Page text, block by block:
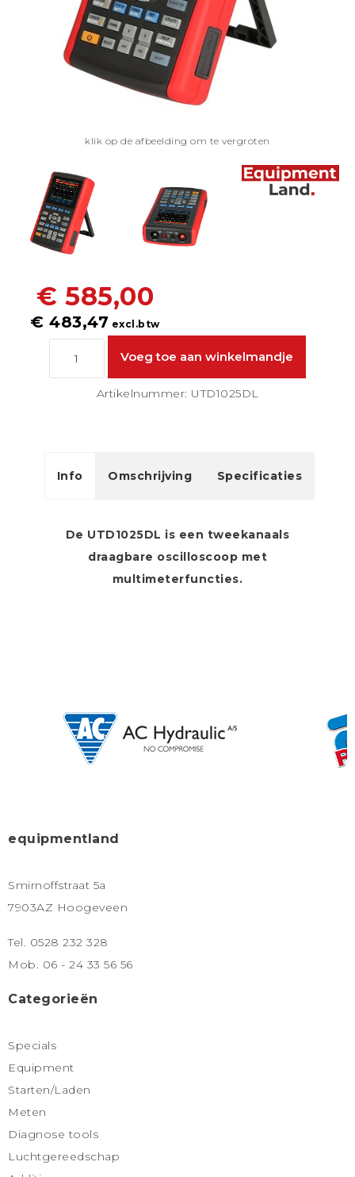
klik op de afbeelding om te vergroten
€ 585,00
€ 483,47 excl.btw
Artikelnummer: UTD1025DL
Info Omschrijving Specificaties
De UTD1025DL is een tweekanaals
draagbare oscilloscoop met
multimeterfuncties.
equipmentland
Smirnoffstraat 5a
7903AZ Hoogeveen
Tel. 0528 232 328
Mob. 06 - 24 33 56 56
Categorieën
Specials
Equipment
Starten/Laden
Meten
Diagnose tools
Luchtgereedschap